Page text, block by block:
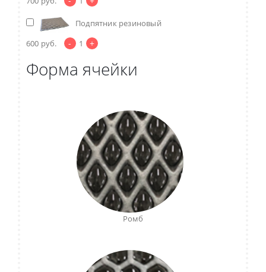
Подпятник резиновый
600 руб. - 1 +
Форма ячейки
Ромб